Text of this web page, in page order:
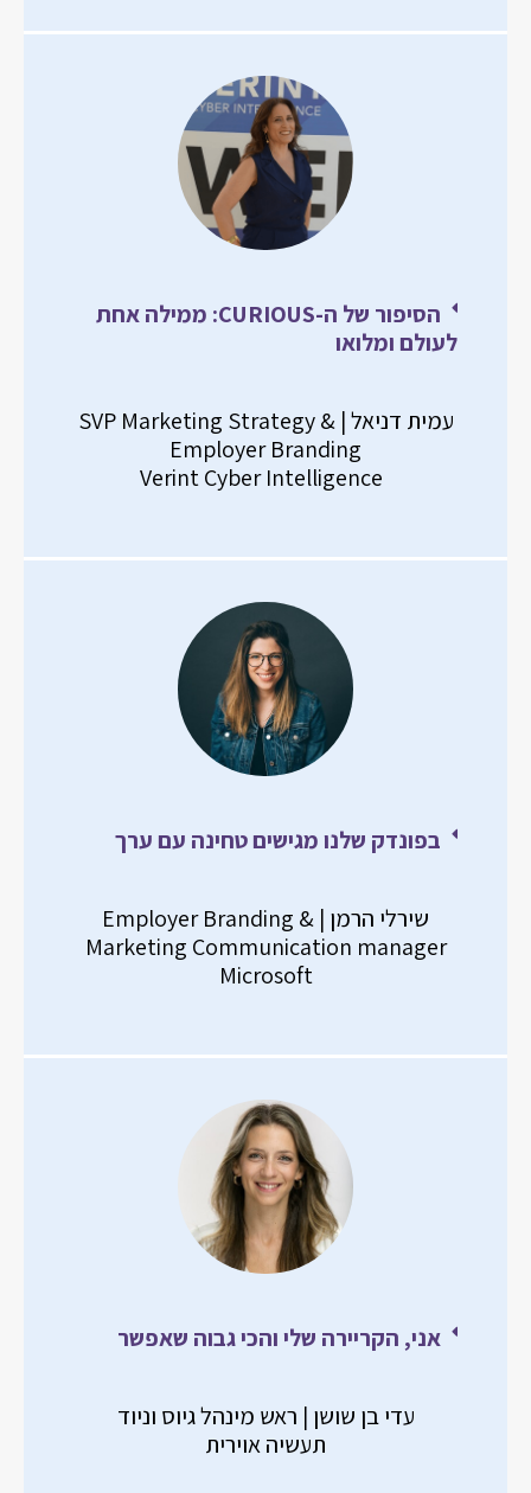
הסיפור של ה-CURIOUS: ממילה אחת
לעולם ומלואו
עמית דניאל | SVP Marketing Strategy &
Employer Branding
בפונדק שלנו מגישים טחינה עם ערך
שירלי הרמן | Employer Branding &
Marketing Communication manager
Microsoft
אני, הקריירה שלי והכי גבוה שאפשר
עדי בן שושן | ראש מינהל גיוס וניוד
תעשיה אוירית